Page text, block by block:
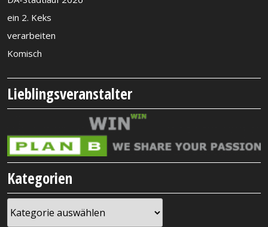
ein 2. Keks
verarbeiten
Komisch
Lieblingsveranstalter
Kategorien